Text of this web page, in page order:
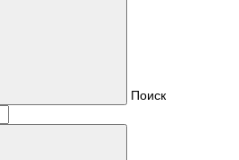
Поиск